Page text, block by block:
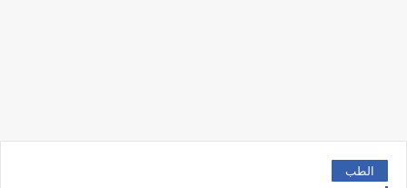
الطب